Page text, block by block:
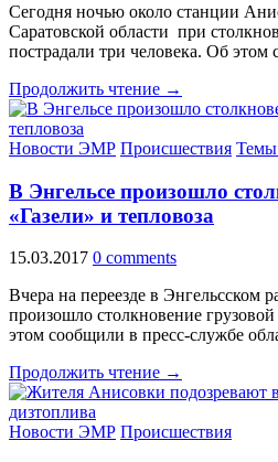
Сегодня ночью около станции
Саратовской области при
пострадали три человека. Об
Продолжить чтение →
Новости ЭМР Происшествия Темы
В Энгельсе произошло
«Газели» и тепловоза
15.03.2017 0 comments
Вчера на переезде в Энгельсском
произошло столкновение
этом сообщили в пресс-службе
Продолжить чтение →
Новости ЭМР Происшествия